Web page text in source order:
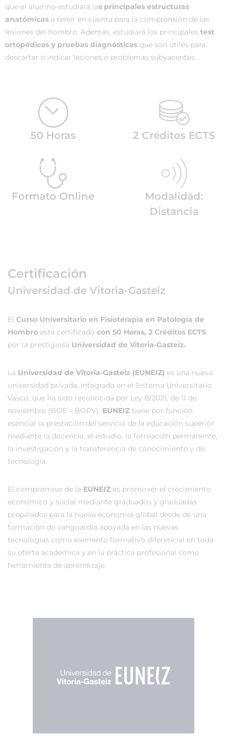
que el alumno estudiará las principales estructuras
anatómicas a tener en cuenta para la comprensión de las
lesiones del hombro. Además, estudiará los principales test
ortopédicos y pruebas diagnósticas que son útiles para
descartar o indicar lesiones o problemas subyacentes.
50 Horas 2 Créditos ECTS
Formato Online
Modalidad:
Distancia
Certificación
Universidad de Vitoria-Gasteiz
El Curso Universitario en Fisioterapia en Patología de
Hombro está certificado con 50 Horas, 2 Créditos ECTS
por la prestigiosa Universidad de Vitoria-Gasteiz.
La Universidad de Vitoria-Gasteiz (EUNEIZ) es una nueva
universidad privada, integrada en el Sistema Universitario
Vasco, que ha sido reconocida por Ley 8/2021, de 11 de
noviembre (BOE – BOPV). EUNEIZ tiene por función
esencial la prestación del servicio de la educación superior
mediante la docencia, el estudio, la formación permanente,
la investigación y la transferencia de conocimiento y de
tecnología.
El compromiso de la EUNEIZ es promover el crecimiento
económico y social mediante graduados y graduadas
preparados para la nueva economía global desde de una
formación de vanguardia apoyada en las nuevas
tecnologías como elemento formativo diferencial en toda
su oferta académica y en la práctica profesional como
herramienta de aprendizaje.